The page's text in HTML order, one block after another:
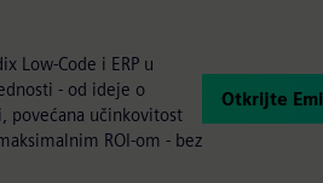
Low-Code i ERP u
- od ideje o
povećana učinkovitost
ROI-om - bez
Otkrijte